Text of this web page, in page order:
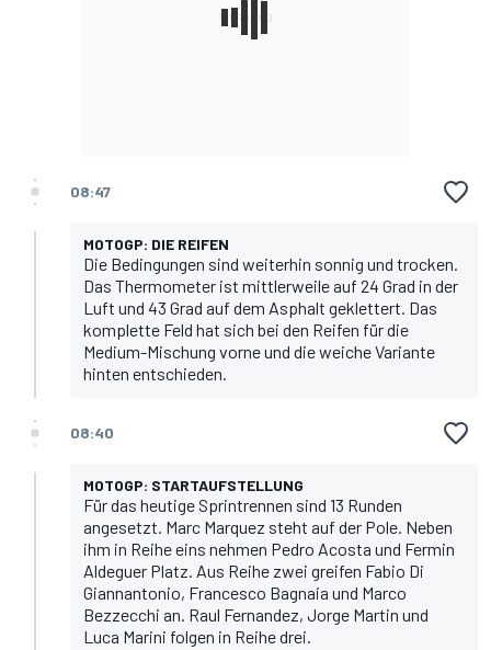
08:47
MOTOGP: DIE REIFEN
Die Bedingungen sind weiterhin sonnig und trocken.
Das Thermometer ist mittlerweile auf 24 Grad in der
Luft und 43 Grad auf dem Asphalt geklettert. Das
komplette Feld hat sich bei den Reifen für die
Medium-Mischung vorne und die weiche Variante
hinten entschieden.
08:40
MOTOGP: STARTAUFSTELLUNG
Für das heutige Sprintrennen sind 13 Runden
angesetzt. Marc Marquez steht auf der Pole. Neben
ihm in Reihe eins nehmen Pedro Acosta und Fermin
Aldeguer Platz. Aus Reihe zwei greifen Fabio Di
Giannantonio, Francesco Bagnaia und Marco
Bezzecchi an. Raul Fernandez, Jorge Martin und
Luca Marini folgen in Reihe drei.